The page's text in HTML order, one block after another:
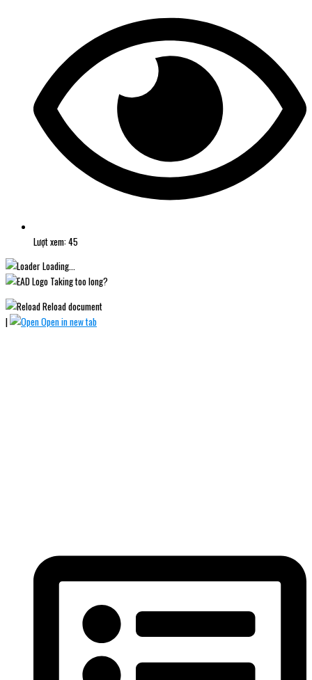
Lượt xem: 45
Loading...
Taking too long?
Reload document
|
Open in new tab